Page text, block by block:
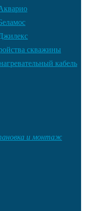
скважины
кабель
и монтаж